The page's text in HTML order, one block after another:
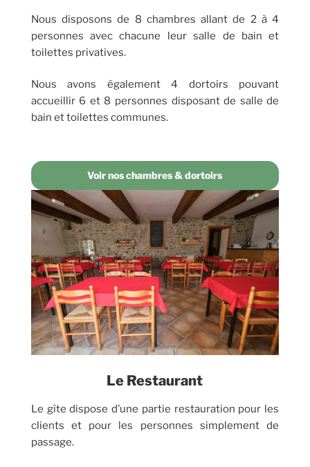
Nous disposons de 8 chambres allant de 2 à 4
personnes avec chacune leur salle de bain et
toilettes privatives.
Nous avons également 4 dortoirs pouvant
accueillir 6 et 8 personnes disposant de salle de
bain et toilettes communes.
Voir nos chambres & dortoirs
Le Restaurant
Le gîte dispose d’une partie restauration pour les
clients et pour les personnes simplement de
passage.